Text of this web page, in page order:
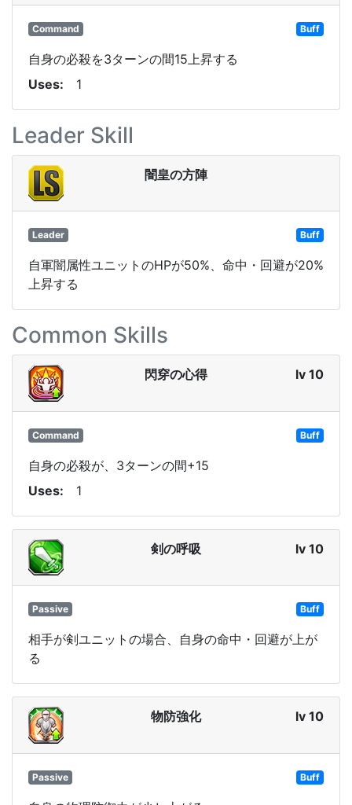
Command Buff
自身の必殺を3ターンの間15上昇する
Uses
1
Leader Skill
闇皇の方陣
Leader Buff
自軍闇属性ユニットのHPが50%、命中・回避が20%
上昇する
Common Skills
閃穿の心得 lv 10
Command Buff
自身の必殺が、3ターンの間+15
Uses
1
剣の呼吸 lv 10
Passive Buff
相手が剣ユニットの場合、自身の命中・回避が上が
る
物防強化 lv 10
Passive Buff